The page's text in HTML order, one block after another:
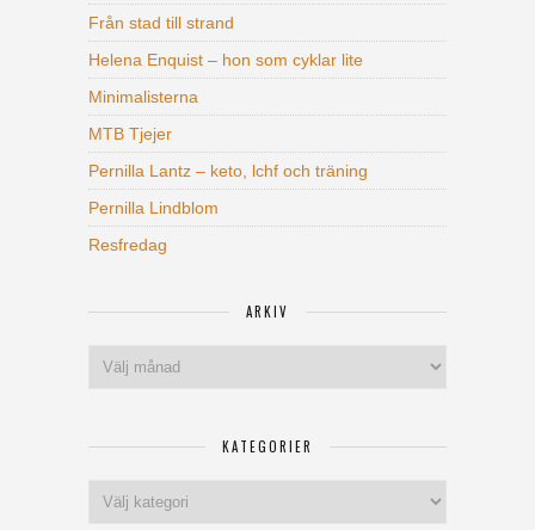
Från stad till strand
Helena Enquist – hon som cyklar lite
Minimalisterna
MTB Tjejer
Pernilla Lantz – keto, lchf och träning
Pernilla Lindblom
Resfredag
ARKIV
KATEGORIER